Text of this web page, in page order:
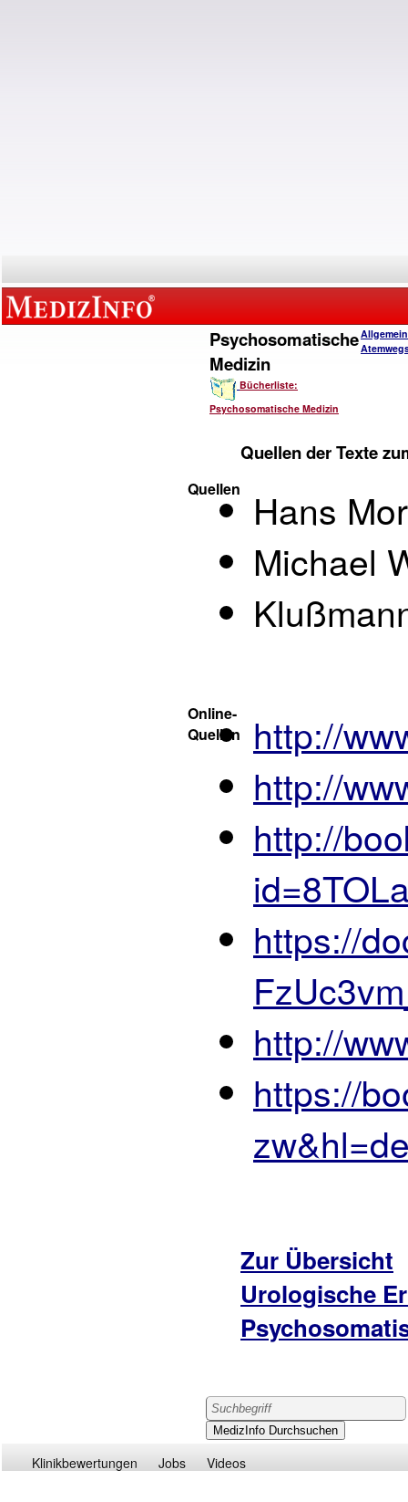
Psychosomatische
Medizin
Bücherliste:
Psychosomatische Medizin
Quellen der Texte
Quellen
Hans
Michael
Online-
Quellen
http://
http://
http://
https://
http://
https://
Zur Übersicht
Urologische
Klinikbewertungen Jobs Videos